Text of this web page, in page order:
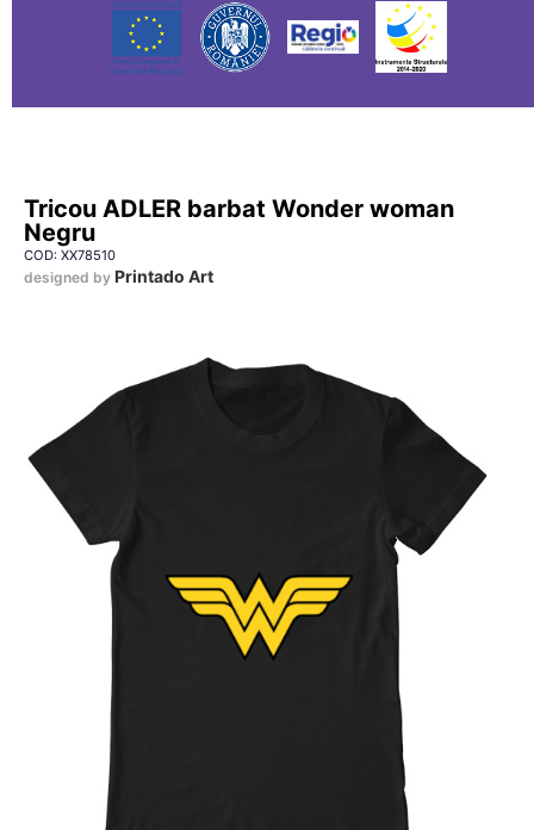
Tricou ADLER barbat Wonder woman
Negru
COD: XX78510
designed by Printado Art